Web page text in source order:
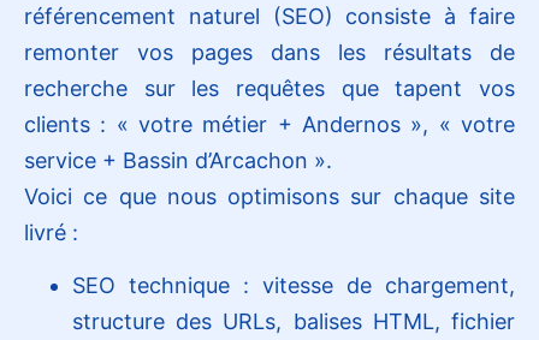
référencement naturel (SEO) consiste à faire
remonter vos pages dans les résultats de
recherche sur les requêtes que tapent vos
clients : « votre métier + Andernos », « votre
service + Bassin d’Arcachon ».
Voici ce que nous optimisons sur chaque site
livré :
SEO technique : vitesse de chargement,
structure des URLs, balises HTML, fichier